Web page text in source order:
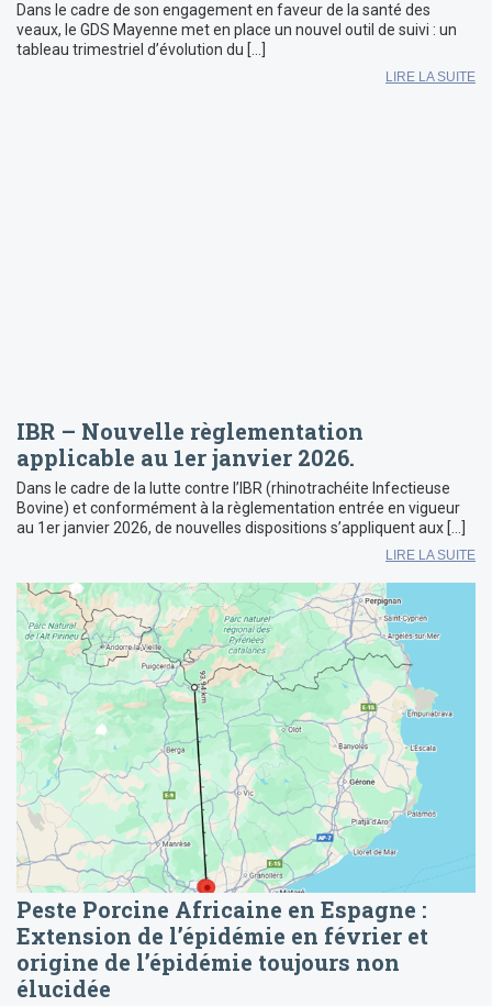
Dans le cadre de son engagement en faveur de la santé des
veaux, le GDS Mayenne met en place un nouvel outil de suivi : un
tableau trimestriel d’évolution du […]
LIRE LA SUITE
IBR – Nouvelle règlementation
applicable au 1er janvier 2026.
Dans le cadre de la lutte contre l’IBR (rhinotrachéite Infectieuse
Bovine) et conformément à la règlementation entrée en vigueur
au 1er janvier 2026, de nouvelles dispositions s’appliquent aux […]
LIRE LA SUITE
Peste Porcine Africaine en Espagne :
Extension de l’épidémie en février et
origine de l’épidémie toujours non
élucidée